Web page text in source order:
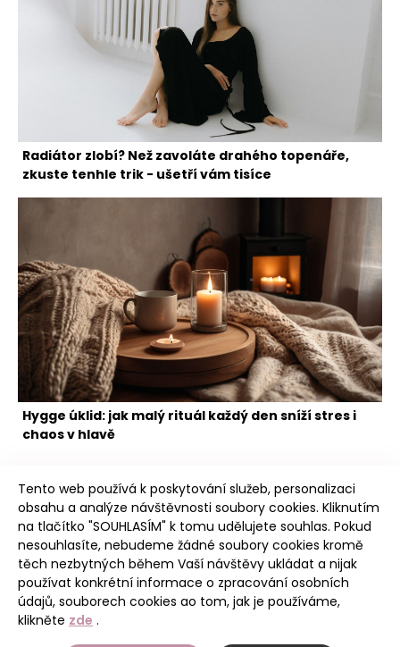
Radiátor zlobí? Než zavoláte drahého topenáře,
zkuste tenhle trik - ušetří vám tisíce
Hygge úklid: jak malý rituál každý den sníží stres i
chaos v hlavě
Poudree
Úvod
Tento web používá k poskytování služeb, personalizaci
obsahu a analýze návštěvnosti soubory cookies. Kliknutím
na tlačítko "SOUHLASÍM" k tomu udělujete souhlas. Pokud
nesouhlasíte, nebudeme žádné soubory cookies kromě
těch nezbytných během Vaší návštěvy ukládat a nijak
používat konkrétní informace o zpracování osobních
údajů, souborech cookies ao tom, jak je používáme,
klikněte zde .